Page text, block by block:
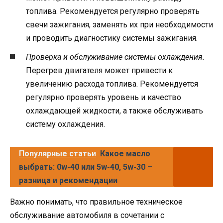
топлива. Рекомендуется регулярно проверять
свечи зажигания, заменять их при необходимости
и проводить диагностику системы зажигания.
Проверка и обслуживание системы охлаждения.
Перегрев двигателя может привести к
увеличению расхода топлива. Рекомендуется
регулярно проверять уровень и качество
охлаждающей жидкости, а также обслуживать
систему охлаждения.
Популярные статьи Какое масло
выбрать: 0w-40 или 5w-40, 5w-30 –
разница и рекомендации
Важно понимать, что правильное техническое
обслуживание автомобиля в сочетании с